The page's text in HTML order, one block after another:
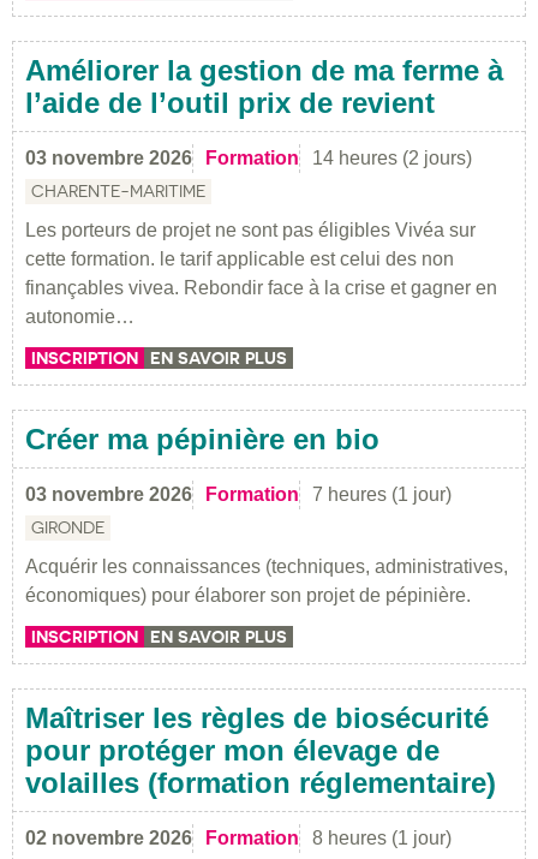
Améliorer la gestion de ma ferme à
l’aide de l’outil prix de revient
03 novembre 2026 Formation 14 heures (2 jours)
CHARENTE-MARITIME
Les porteurs de projet ne sont pas éligibles Vivéa sur
cette formation. le tarif applicable est celui des non
finançables vivea. Rebondir face à la crise et gagner en
autonomie…
INSCRIPTION EN SAVOIR PLUS
Créer ma pépinière en bio
03 novembre 2026 Formation 7 heures (1 jour)
GIRONDE
Acquérir les connaissances (techniques, administratives,
économiques) pour élaborer son projet de pépinière.
INSCRIPTION EN SAVOIR PLUS
Maîtriser les règles de biosécurité
pour protéger mon élevage de
volailles (formation réglementaire)
02 novembre 2026 Formation 8 heures (1 jour)